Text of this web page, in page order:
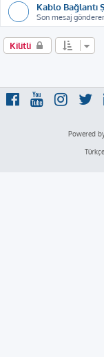
Kablo Bağlantı
Son mesaj
Kilitli
Powered